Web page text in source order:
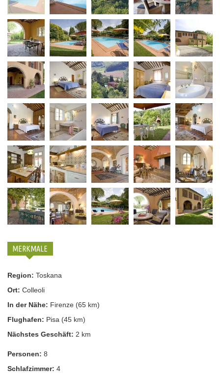
MERKMALE
Region: Toskana
Ort: Colleoli
In der Nähe: Firenze (65 km)
Flughafen: Pisa (45 km)
Nächstes Geschäft: 2 km
Personen: 8
Schlafzimmer: 4